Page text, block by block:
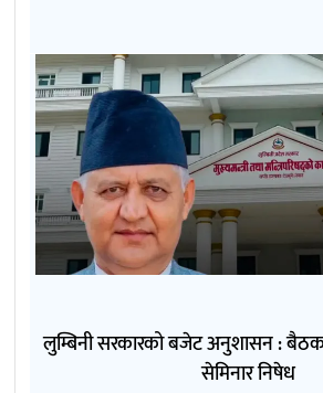
लुम्बिनी सरकारको बजेट अनुशासन : बैठक
सेमिनार निषेध